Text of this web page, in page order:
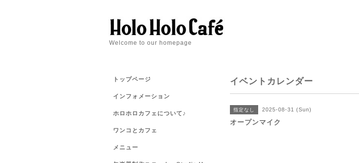
Welcome to our homepage
イベントカレンダー
指定なし 2025-08-31 (Sun)
オープンマイク
トップページ
インフォメーション
ホロホロカフェについて♪
ワンコとカフェ
メニュー